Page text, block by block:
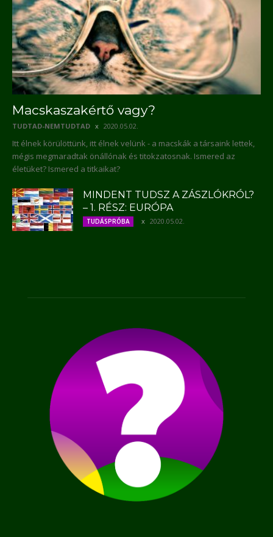
Macskaszakértő vagy?
TUDTAD-NEMTUDTAD 2020.05.02.
Itt élnek körülöttünk, itt élnek velünk - a macskák a társaink lettek,
mégis megmaradtak önállónak és titokzatosnak. Ismered az
életüket? Ismered a titkaikat?
MINDENT TUDSZ A ZÁSZLÓKRÓL?
– 1. RÉSZ: EURÓPA
TUDÁSPRÓBA 2020.05.02.